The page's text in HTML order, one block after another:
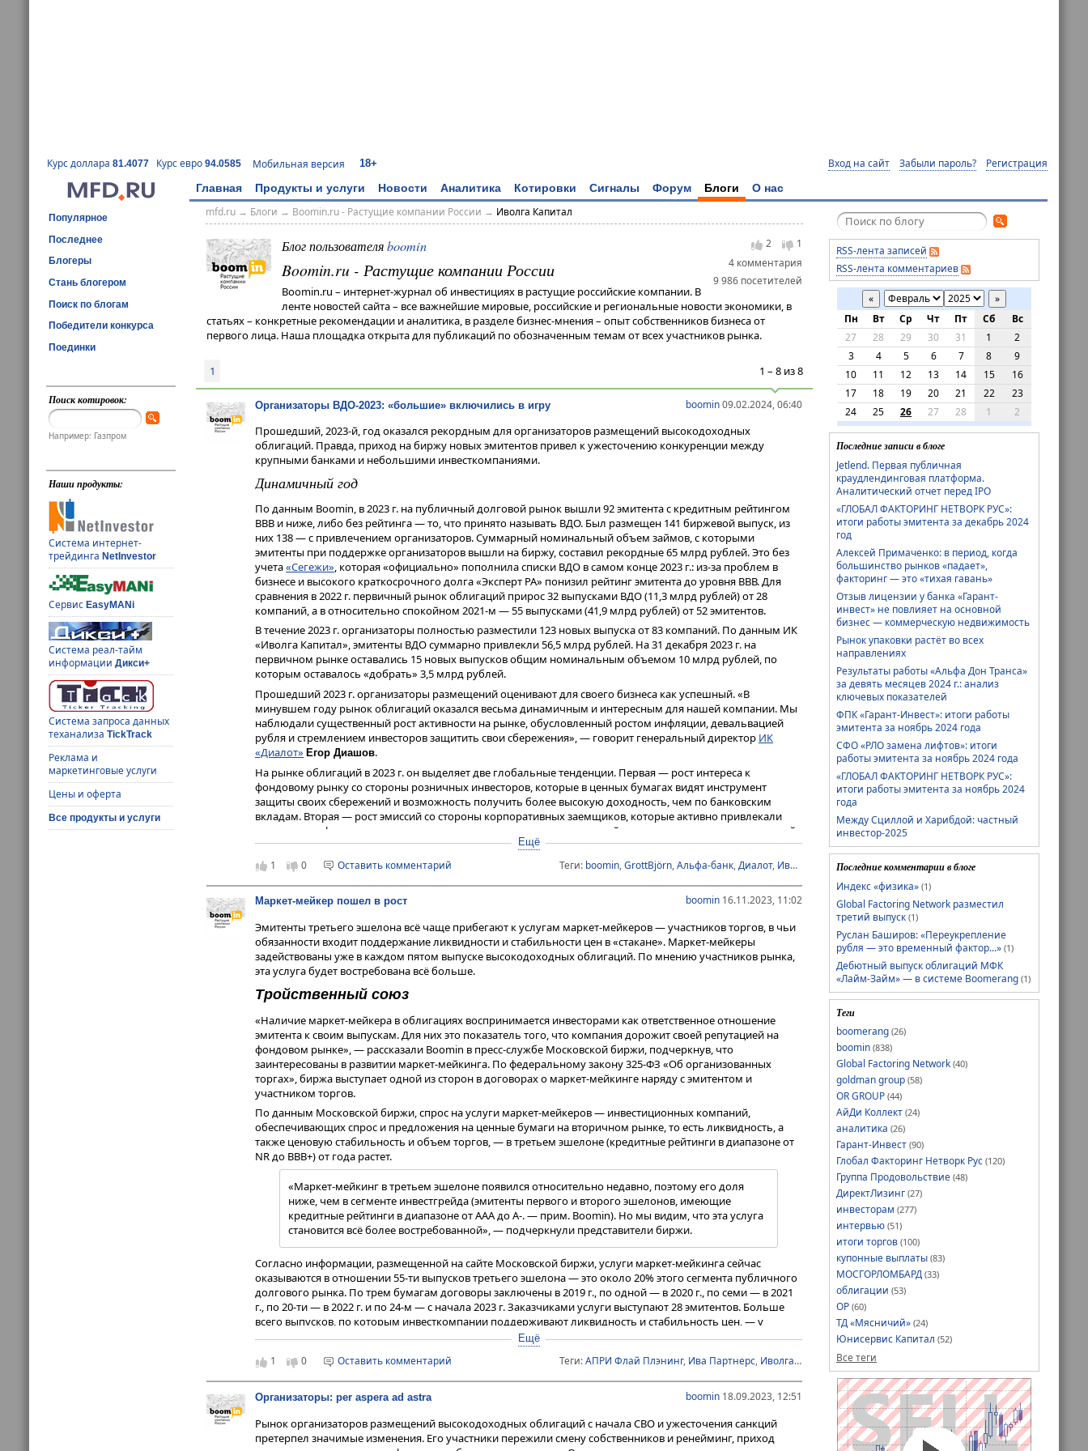
Курс доллара 81.4077 Курс евро 94.0585 Мобильная версия 18+ Вход на сайт Забыли пароль? Регистрация
Главная Продукты и услуги Новости Аналитика Котировки Сигналы Форум Блоги О нас
Популярное
Последнее
Блогеры
Стань блогером
Поиск по блогам
Победители конкурса
Поединки
Поиск котировок:
Например: Газпром
Наши продукты:
Система интернет-
трейдингаNetInvestor
СервисEasyMANi
Система реал-тайм
информацииДикси+
Система запроса данных
теханализаTickTrack
Реклама и
маркетинговые услуги
Цены и оферта
Все продукты и услуги
mfd.ru→ Блоги → Boomin.ru - Растущие компании России → Иволга Капитал
2
1
4 комментария
9 986 посетителей
Блог пользователяboomin
Boomin.ru - Растущие компании России
Boomin.ru – интернет-журнал об инвестициях в растущие российские компании. В
ленте новостей сайта – все важнейшие мировые, российские и региональные новости экономики, в
статьях – конкретные рекомендации и аналитика, в разделе бизнес-мнения – опыт собственников бизнеса от
первого лица. Наша площадка открыта для публикаций по обозначенным темам от всех участников рынка.
1 – 8 из 8
1
boomin09.02.2024, 06:40
Организаторы ВДО-2023: «большие» включились в игру
Прошедший, 2023-й, год оказался рекордным для организаторов размещений высокодоходных
облигаций. Правда, приход на биржу новых эмитентов привел к ужесточению конкуренции между
крупными банками и небольшими инвесткомпаниями.
Динамичный год
По данным Boomin, в 2023 г. на публичный долговой рынок вышли 92 эмитента с кредитным рейтингом
ВВВ и ниже, либо без рейтинга — то, что принято называть ВДО. Был размещен 141 биржевой выпуск, из
них 138 — с привлечением организаторов. Суммарный номинальный объем займов, с которыми
эмитенты при поддержке организаторов вышли на биржу, составил рекордные 65 млрд рублей. Это без
учета«Сегежи», которая «официально» пополнила списки ВДО в самом конце 2023 г.: из-за проблем в
бизнесе и высокого краткосрочного долга «Эксперт РА» понизил рейтинг эмитента до уровня ВВВ. Для
сравнения в 2022 г. первичный рынок облигаций прирос 32 выпусками ВДО (11,3 млрд рублей) от 28
компаний, а в относительно спокойном 2021-м — 55 выпусками (41,9 млрд рублей) от 52 эмитентов.
В течение 2023 г. организаторы полностью разместили 123 новых выпуска от 83 компаний. По данным ИК
«Иволга Капитал», эмитенты ВДО суммарно привлекли 56,5 млрд рублей. На 31 декабря 2023 г. на
первичном рынке оставались 15 новых выпусков общим номинальным объемом 10 млрд рублей, по
которым оставалось «добрать» 3,5 млрд рублей.
Прошедший 2023 г. организаторы размещений оценивают для своего бизнеса как успешный. «В
минувшем году рынок облигаций оказался весьма динамичным и интересным для нашей компании. Мы
наблюдали существенный рост активности на рынке, обусловленный ростом инфляции, девальвацией
рубля и стремлением инвесторов защитить свои сбережения», — говорит генеральный директор ИК
«Диалот» Егор Диашов.
На рынке облигаций в 2023 г. он выделяет две глобальные тенденции. Первая — рост интереса к
фондовому рынку со стороны розничных инвесторов, которые в ценных бумагах видят инструмент
защиты своих сбережений и возможность получить более высокую доходность, чем по банковским
вкладам. Вторая — рост эмиссий со стороны корпоративных заемщиков, которые активно привлекали
средства для финансирования своих проектов и поддержания текущей деятельности в условиях высокой
инфляции и девальвации.
Основной причиной всплеска популярности использования облигаций как источника займа аналитикФГ
кредитованием.
«Даже при росте инфляции и ставок компании продолжали развиваться и увеличивать
объемы финансовых показателей, для чего обычно требуется привлечение займов. В
ожидании дальнейшего смягчения монетарной политики эмитенты значительно чаще
выпускали бумаги с плавающим купоном, что позволяло сохранять объемы заимствований
«Тенденции достаточно очевидны: вслед за определенными паническими настроениями 2022 г. пришло
принятие как со стороны инвесторов (большая терпимость к рискам), так и со стороны эмитентов
(готовность действовать по рынку, а не выжидать более благоприятных условий)», — объясняет директор
департамента DCMИК «Юнисервис Капитал» Александр Павлов . По итогам прошлого года компания-
организатор разместила в 2,5 раза больше выпусков в рублях (2 млрд против 800 млн) и в количестве
эмиссий (12 против 5), чем годом ранее.
«Каждый следующий год оказывается интереснее предыдущего, и 2023-й не стал исключением, —
констатирует руководитель направления DCM департамента корпоративных финансов ИК «Цифра
брокер» Максим Чернега. — Важнейшим качеством для любого бизнеса является способность
подстраиваться под любую ситуацию, поэтому мы тоже стараемся выжать максимум из того, что имеем».
В 2023 г. компания разместила шесть выпусков на 1,95 млрд рублей, годом ранее — четыре выпуска на 700
млн рублей.
Организаторы и соорганизаторы
2023 г. оказался очень неравномерным с точки зрения динамики размещения биржевых облигаций,
обращает внимание исполнительный директор по рынкам долгового капиталаGrottBjörn Роман
Ефимов.
«Если первая половина года прошла в ключе общего ажиотажа и возвращения нормальных
объемов размещений после не самого успешного 2022-го, то после внепланового
повышения ключевой ставки рынок перешел в фазу ожидания и длительных размещений. А
последующие решения об увеличении ключевой ставки лишь укрепили эти тенденции
добавив значительное увеличение стоимости заемных денег».
По данным Cbonds, в качестве организаторов размещения биржевых высокодоходных облигаций в
прошлом году выступили 25 инвестиционных компаний и банков. В наибольшем количестве новых
За ней следуютИК «Иволга Капитал»— 31 выпуск, ИК «Диалот» — 28,БКС КИБ — 16 выпусков,
Газпромбанк— 15 выпусков,ИФК «Солид»― 14 выпусков,ИГ «Ива Партнерс»и ИК «Юнисервис Капитал»
Ещё
1 0 Оставить комментарий Теги: boomin,GrottBjörn,Альфа-банк,Диалот, Иволга Капитал ,Риком-Траст,Солид,Цифра брокер
boomin 16.11.2023, 11:02
Маркет-мейкер пошел в рост
Эмитенты третьего эшелона всё чаще прибегают к услугам маркет-мейкеров — участников торгов, в чьи
обязанности входит поддержание ликвидности и стабильности цен в «стакане». Маркет-мейкеры
задействованы уже в каждом пятом выпуске высокодоходных облигаций. По мнению участников рынка,
эта услуга будет востребована всё больше.
Тройственный союз
«Наличие маркет-мейкера в облигациях воспринимается инвесторами как ответственное отношение
эмитента к своим выпускам. Для них это показатель того, что компания дорожит своей репутацией на
фондовом рынке», — рассказали Boomin в пресс-службе Московской биржи, подчеркнув, что
заинтересованы в развитии маркет-мейкинга. По федеральному закону 325-ФЗ «Об организованных
торгах», биржа выступает одной из сторон в договорах о маркет-мейкинге наряду с эмитентом и
участником торгов.
По данным Московской биржи, спрос на услуги маркет-мейкеров — инвестиционных компаний,
обеспечивающих спрос и предложения на ценные бумаги на вторичном рынке, то есть ликвидность, а
также ценовую стабильность и объем торгов, — в третьем эшелоне (кредитные рейтинги в диапазоне от
NR до ВВВ+) от года растет.
«Маркет-мейкинг в третьем эшелоне появился относительно недавно, поэтому его доля
ниже, чем в сегменте инвестгрейда (эмитенты первого и второго эшелонов, имеющие
кредитные рейтинги в диапазоне от ААА до А-. — прим. Boomin). Но мы видим, что эта услуга
становится всё более востребованной», — подчеркнули представители биржи.
Согласно информации, размещенной на сайте Московской биржи, услуги маркет-мейкинга сейчас
оказываются в отношении 55-ти выпусков третьего эшелона — это около 20% этого сегмента публичного
долгового рынка. По трем бумагам договоры заключены в 2019 г., по одной — в 2020 г., по семи — в 2021
г., по 20-ти — в 2022 г. и по 24-м — с начала 2023 г. Заказчиками услуги выступают 28 эмитентов. Больше
всего выпусков, по которым инвесткомпании поддерживают ликвидность и стабильность цен, — у
АПРИ «Флай Плэнинг»
В третьем эшелоне маркет-мейкингом до последнего времени занимались девять инвесткомпаний, но в
прошлом месяце их количество увеличилось до десяти. Ряды участников торгов пополнила ИК
«Юнисервис Капитал», которая взяла на себя эту функцию сначала по четырехлетнему выпуску«Ультры»,
а чуть позже — по пятилетним бумагам
«Еще недавно маркет-мейкер и высокодоходные облигации третьего эшелона находились
на разных полюсах и практически не пересекались из-за самой сути маркет-мейкинга,
Ещё
1 0 Оставить комментарий Теги:АПРИ Флай Плэнинг, Ива Партнерс, Иволга Капитал ,Лайм-Займ
boomin 18.09.2023, 12:51
Организаторы: per aspera ad astra
Рынок организаторов размещений высокодоходных облигаций с начала СВО и ужесточения санкций
претерпел значимые изменения. Его участники пережили смену собственников и ренейминг, приход
RSS-лента записей
RSS-лента комментариев
«
»
Пн
Вт Ср Чт Пт Сб
Вс
27
28 29 30 31 1
2
3
4 5 6 7 8
9
10
11 12 13 14 15
16
17
18 19 20 21 22
23
24
25 26 27 28 1 2
Последние записи в блоге
Jetlend. Первая публичная
краудлендинговая платформа.
Аналитический отчет перед IPO
«ГЛОБАЛ ФАКТОРИНГ НЕТВОРК РУС»:
итоги работы эмитента за декабрь 2024
год
Алексей Примаченко: в период, когда
большинство рынков «падает»,
факторинг — это «тихая гавань»
Отзыв лицензии у банка «Гарант-
инвест» не повлияет на основной
бизнес — коммерческую недвижимость
Рынок упаковки растёт во всех
направлениях
Результаты работы «Альфа Дон Транса»
за девять месяцев 2024 г.: анализ
ключевых показателей
ФПК «Гарант-Инвест»: итоги работы
эмитента за ноябрь 2024 года
СФО «РЛО замена лифтов»: итоги
работы эмитента за ноябрь 2024 года
«ГЛОБАЛ ФАКТОРИНГ НЕТВОРК РУС»:
итоги работы эмитента за ноябрь 2024
года
Между Сциллой и Харибдой: частный
инвестор-2025
Последние комментарии в блоге
Индекс «физика» (1)
Global Factoring Network разместил
третий выпуск (1)
Руслан Баширов: «Переукрепление
рубля — это временный фактор...» (1)
Дебютный выпуск облигаций МФК
«Лайм-Займ» — в системе Boomerang (1)
Теги
boomerang (26)
boomin (838)
Global Factoring Network (40)
goldman group (58)
OR GROUP (44)
АйДи Коллект (24)
аналитика (26)
Гарант-Инвест (90)
Глобал Факторинг Нетворк Рус (120)
Группа Продовольствие (48)
ДиректЛизинг (27)
инвесторам (277)
интервью (51)
итоги торгов (100)
купонные выплаты (83)
МОСГОРЛОМБАРД (33)
облигации (53)
ОР (60)
ТД «Мясничий» (24)
Юнисервис Капитал (52)
Все теги